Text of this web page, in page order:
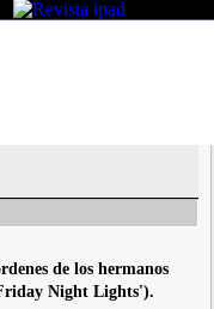
de los hermanos
Night Lights').